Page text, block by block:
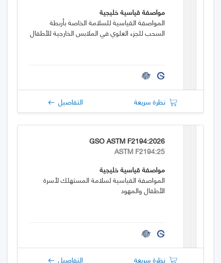
مواصفة قياسية خليجية
المواصفة القياسية للسلامة الخاصة بأربطة
السحب للجزء العلوي في الملابس الخارجية للأطفال
نظرة سريعة التفاصيل
GSO ASTM F2194:2026
ASTM F2194:25
مواصفة قياسية خليجية
المواصفة القياسية لسلامة المستهلك لأسرة
الأطفال والمهود
نظرة سريعة التفاصيل